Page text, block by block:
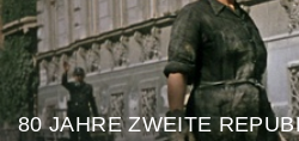
80 JAHRE ZWEITE